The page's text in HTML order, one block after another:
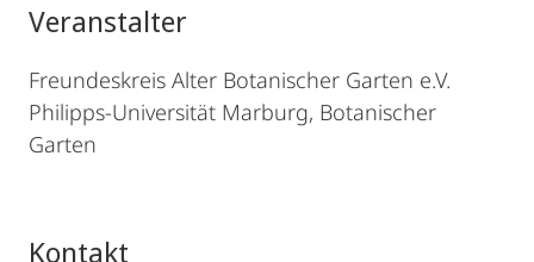
Veranstalter
Freundeskreis Alter Botanischer Garten e.V.
Philipps-Universität Marburg, Botanischer
Garten
Kontakt